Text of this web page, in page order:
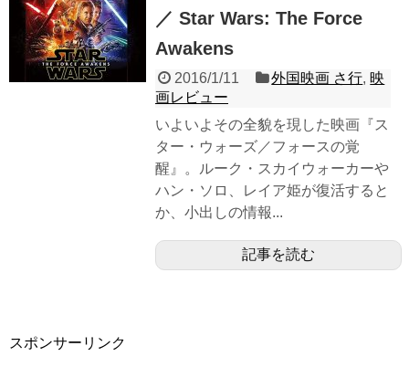
／ Star Wars: The Force
Awakens
2016/1/11 外国映画 さ行, 映
画レビュー
いよいよその全貌を現した映画『ス
ター・ウォーズ／フォースの覚
醒』。ルーク・スカイウォーカーや
ハン・ソロ、レイア姫が復活すると
か、小出しの情報...
記事を読む
スポンサーリンク